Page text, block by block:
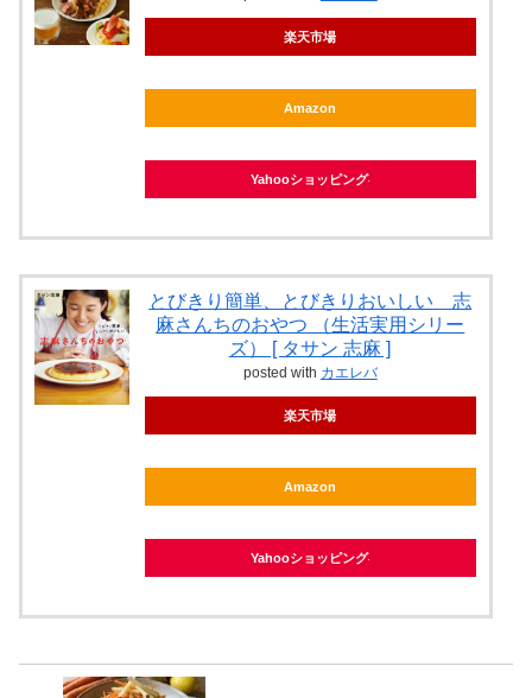
楽天市場
Amazon
Yahooショッピング
とびきり簡単、とびきりおいしい 志
麻さんちのおやつ （生活実用シリー
ズ） [ タサン 志麻 ]
posted with カエレバ
楽天市場
Amazon
Yahooショッピング